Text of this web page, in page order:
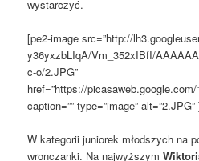
wystarczyć.
[pe2-image src=”http://
y36yxzbLIqA/Vm_352xIBfI/
c-o/2.JPG”
href=”https://
caption=”” type=”image” alt=”2.JPG”
W kategorii juniorek młodszych na
wronczanki. Na najwyższym